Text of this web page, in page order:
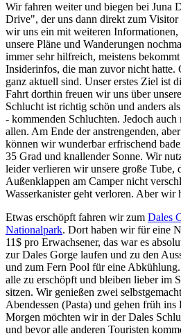
Wir fahren weiter und biegen bei Juna
Drive", der uns dann direkt zum
wir uns ein mit weiteren Informationen,
unsere Pläne und Wanderungen
immer sehr hilfreich, meistens
Insiderinfos, die man zuvor nicht hatte.
ganz aktuell sind. Unser erstes Ziel ist
Fahrt dorthin freuen wir uns über
Schlucht ist richtig schön und anders
- kommenden Schluchten. Jedoch
allen. Am Ende der anstrengenden,
können wir wunderbar erfrischend
35 Grad und knallender Sonne. Wir
leider verlieren wir unsere große Tube,
Außenklappen am Camper nicht
Wasserkanister geht verloren. Aber wir
Etwas erschöpft fahren wir zum Dales
Nationalpark. Dort haben wir für eine
11$ pro Erwachsener, das war es
zur Dales Gorge laufen und zu den
und zum Fern Pool für eine
alle zu erschöpft und bleiben lieber im
sitzen. Wir genießen zwei
Abendessen (Pasta) und gehen früh
Morgen möchten wir in der Dales
und bevor alle anderen Touristen